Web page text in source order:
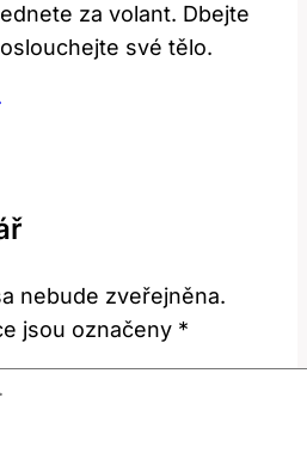
za volant. Dbejte
své tělo.
nebude zveřejněna.
jsou označeny *